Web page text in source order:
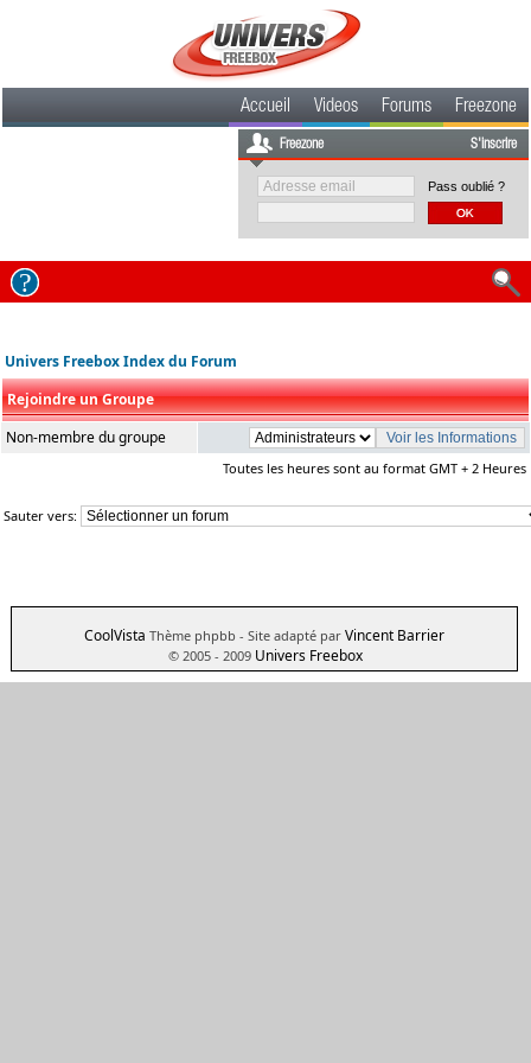
Accueil Videos Forums Freezone
Freezone S'inscrire
Pass oublié ?
Univers Freebox Index du Forum
Rejoindre un Groupe
Non-membre du groupe
Toutes les heures sont au format GMT + 2 Heures
Sauter vers:
CoolVista Thème phpbb - Site adapté par Vincent Barrier
© 2005 - 2009 Univers Freebox